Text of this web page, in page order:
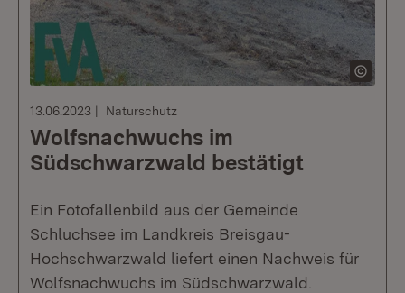
13.06.2023 Naturschutz
Wolfsnachwuchs im
Südschwarzwald bestätigt
Ein Fotofallenbild aus der Gemeinde
Schluchsee im Landkreis Breisgau-
Hochschwarzwald liefert einen Nachweis für
Wolfsnachwuchs im Südschwarzwald.